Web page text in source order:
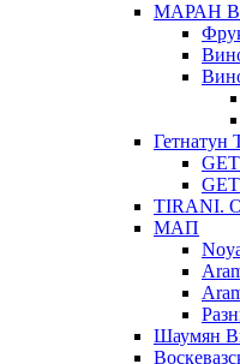
МАРАН
Гетнатун
TIRANI.
МАП
Шаумян